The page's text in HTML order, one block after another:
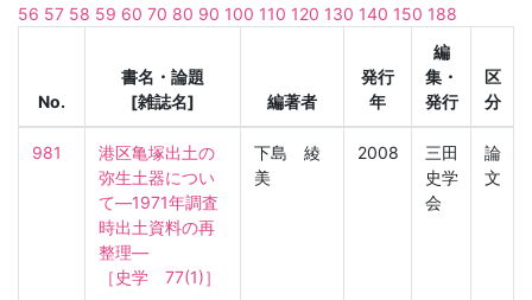
56 57 58 59 60 70 80 90 100 110 120 130 140 150 188
No.
書名・論題
[雑誌名]
編著者
発行
年
編
集・
発行
区
分
981
港区亀塚出土の
弥生土器につい
て―1971年調査
時出土資料の再
整理―
［史学　77(1)］
下島 綾
美
2008
三田
史学
会
論
文